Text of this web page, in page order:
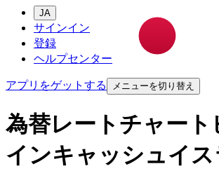
JA
サインイン
登録
ヘルプセンター
アプリをゲットする
メニューを切り替え
為替レートチャート
インキャッシュイ